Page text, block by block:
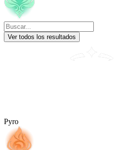
Ver todos los resultados
Pyro